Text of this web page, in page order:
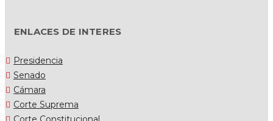
ENLACES DE INTERES
Presidencia
Senado
Cámara
Corte Suprema